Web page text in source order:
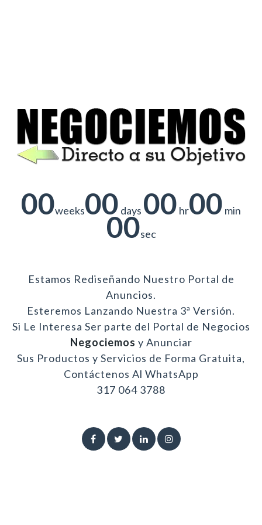
00weeks00 days 00 hr00 min
00sec
Estamos Rediseñando Nuestro Portal de
Anuncios.
Esteremos Lanzando Nuestra 3ª Versión.
Si Le Interesa Ser parte del Portal de Negocios
Negociemos y Anunciar
Sus Productos y Servicios de Forma Gratuita,
Contáctenos Al WhatsApp
317 064 3788